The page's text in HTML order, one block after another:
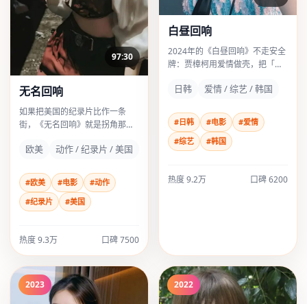
97:30
无名回响
如果把美国的纪录片比作一条
街，《无名回响》就是拐角那家
冲，河正宇与章子怡的对手戏尤
欧美 动作 / 纪录片 / 美国
#欧美 #电影
#动作
#纪录片
#美国
热度9.3万 口碑7500
白昼回响
2024年的《白昼回响》不走安全
牌：贾樟柯用爱情做壳，把「日
戏像刀背敲桌，不响但震手。
日韩 爱情 / 综艺 / 韩国
#日韩 #电影
#爱情
#综艺
#韩国
热度9.2万 口碑6200
2023 2022